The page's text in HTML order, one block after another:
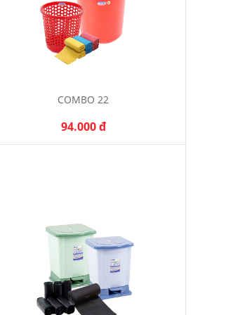
325.000 đ
COMBO 22
94.000 đ